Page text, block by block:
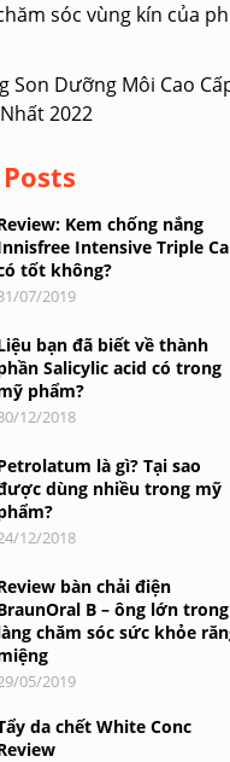
sóc vùng kín của
Son Dưỡng Môi Cao
2022
Kem chống nắng
Intensive Triple
tốt không?
07/2019
bạn đã biết về thành
Salicylic acid có trong
phẩm?
12/2018
là gì? Tại sao
dùng nhiều trong mỹ
12/2018
bàn chải điện
B – ông lớn trong
chăm sóc sức khỏe
05/2019
da chết White Conc